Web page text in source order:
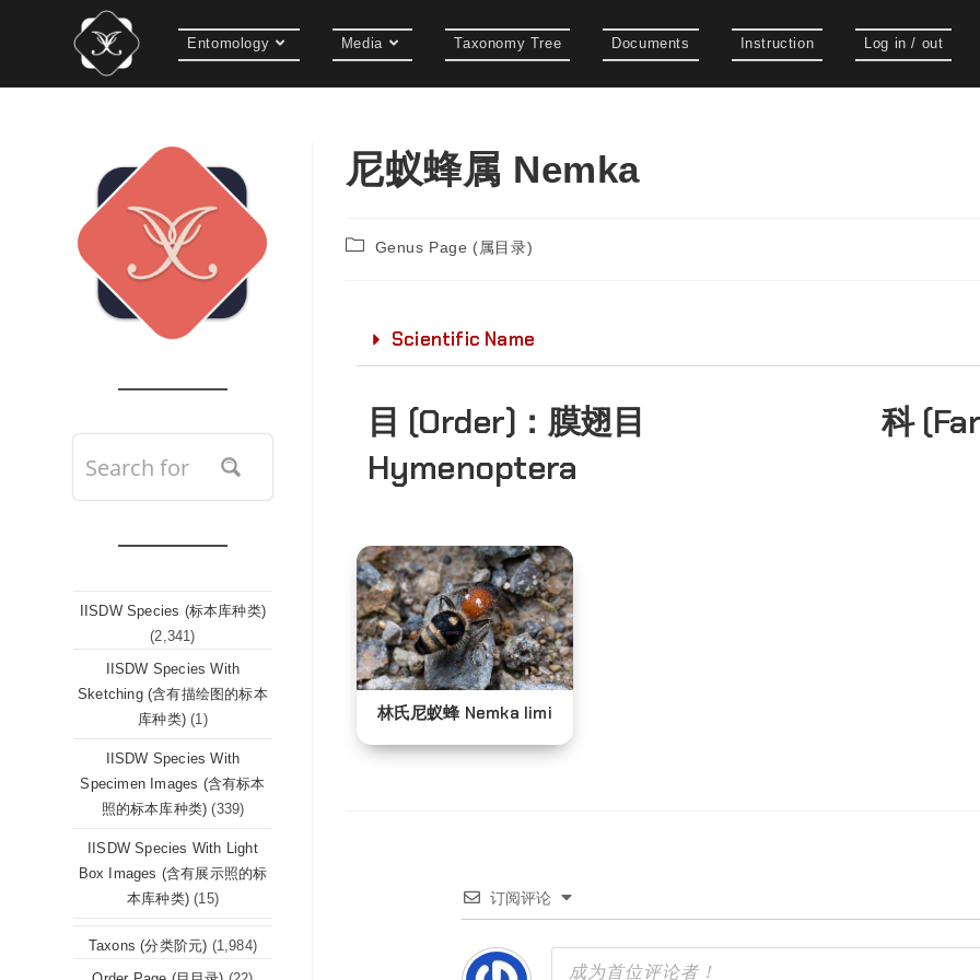
Entomology Media Taxonomy Tree Documents Instruction Log in / out
尼蚁蜂属 Nemka
Genus Page (属目录)
Scientific Name
目 (Order)： 膜翅目
Hymenoptera
科
林氏尼蚁蜂 Nemka limi
订阅评论
IISDW Species (标本库种类)
(2,341)
IISDW Species With
Sketching (含有描绘图的标本
库种类) (1)
IISDW Species With
Specimen Images (含有标本
照的标本库种类) (339)
IISDW Species With Light
Box Images (含有展示照的标
本库种类) (15)
Taxons (分类阶元) (1,984)